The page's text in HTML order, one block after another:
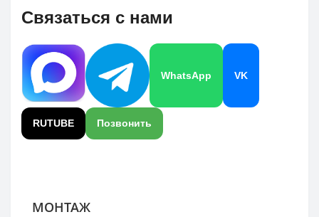
Связаться с нами
WhatsApp VK
RUTUBE Позвонить
МОНТАЖ